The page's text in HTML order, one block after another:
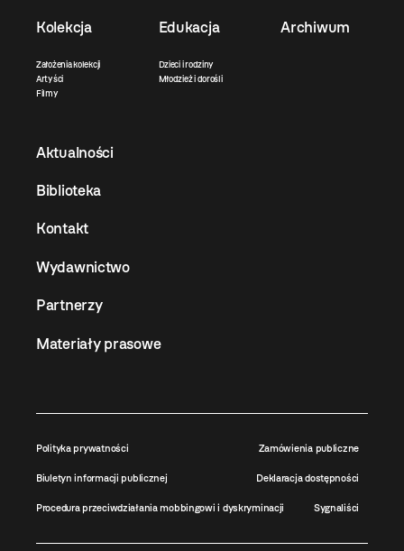
Kolekcja
Założenia kolekcji
Artyści
Filmy
Edukacja
Dzieci i rodziny
Młodzież i dorośli
Archiwum
Aktualności
Biblioteka
Kontakt
Wydawnictwo
Partnerzy
Materiały prasowe
Polityka prywatności Zamówienia publiczne
Biuletyn informacji publicznej Deklaracja dostępności
Procedura przeciwdziałania mobbingowi i dyskryminacji Sygnaliści